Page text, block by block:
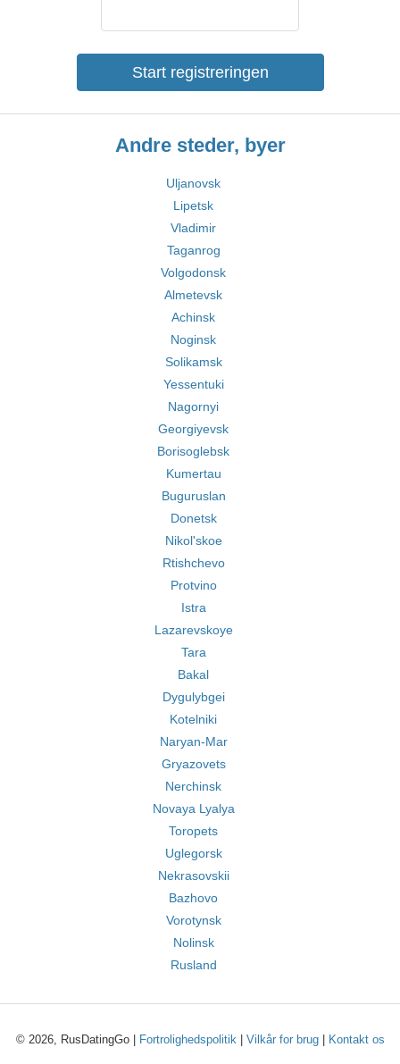
Start registreringen
Andre steder, byer
Uljanovsk
Lipetsk
Vladimir
Taganrog
Volgodonsk
Almetevsk
Achinsk
Noginsk
Solikamsk
Yessentuki
Nagornyi
Georgiyevsk
Borisoglebsk
Kumertau
Buguruslan
Donetsk
Nikol'skoe
Rtishchevo
Protvino
Istra
Lazarevskoye
Tara
Bakal
Dygulybgei
Kotelniki
Naryan-Mar
Gryazovets
Nerchinsk
Novaya Lyalya
Toropets
Uglegorsk
Nekrasovskii
Bazhovo
Vorotynsk
Nolinsk
Rusland
© 2026, RusDatingGo | Fortrolighedspolitik| Vilkår for brug| Kontakt os